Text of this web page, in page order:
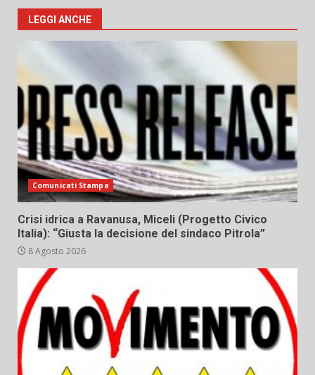
LEGGI ANCHE
Comunicati Stampa
Crisi idrica a Ravanusa, Miceli (Progetto Civico
Italia): “Giusta la decisione del sindaco Pitrola”
8 Agosto 2026